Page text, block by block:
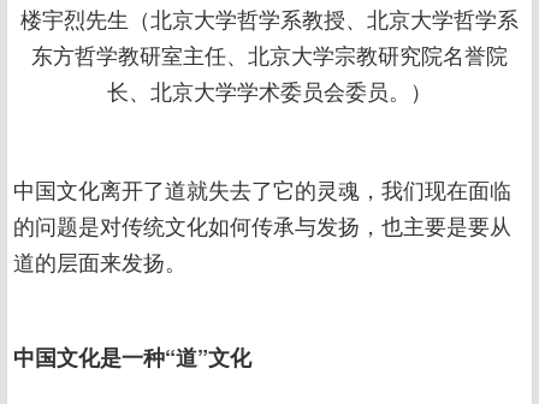
楼宇烈先生（北京大学哲学系教授、北京大学哲学系
东方哲学教研室主任、北京大学宗教研究院名誉院
长、北京大学学术委员会委员。）
中国文化离开了道就失去了它的灵魂，我们现在面临
的问题是对传统文化如何传承与发扬，也主要是要从
道的层面来发扬。
中国文化是一种“道”文化